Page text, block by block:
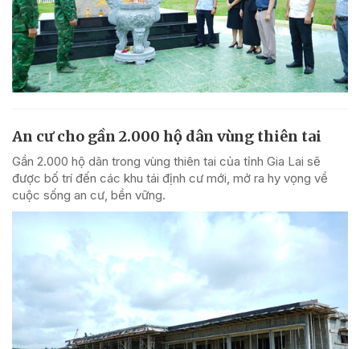
An cư cho gần 2.000 hộ dân vùng thiên tai
Gần 2.000 hộ dân trong vùng thiên tai của tỉnh Gia Lai sẽ
được bố trí đến các khu tái định cư mới, mở ra hy vọng về
cuộc sống an cư, bền vững.